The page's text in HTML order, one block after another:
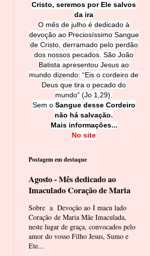
Cristo, seremos por Ele salvos
da ira
O mês de julho é dedicado à
devoção ao Preciosíssimo Sangue
de Cristo, derramado pelo perdão
dos nossos pecados. São João
Batista apresentou Jesus ao
mundo dizendo: “Eis o cordeiro de
Deus que tira o pecado do
mundo” (Jo 1,29).
Sem o Sangue desse Cordeiro
não há salvação.
Mais informações...
No site
Postagem em destaque
Agosto - Mês dedicado ao
Imaculado Coração de Maria
Sobre a Devoção ao I macu lado
Coração de Maria Mãe Imaculada,
neste lugar de graça, convocados pelo
amor do vosso Filho Jesus, Sumo e
Ete...